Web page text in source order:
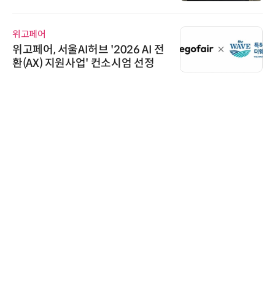
위고페어
위고페어, 서울AI허브 '2026 AI 전
환(AX) 지원사업' 컨소시엄 선정